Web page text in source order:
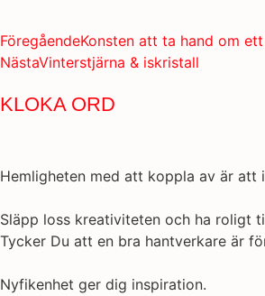
FöregåendeKonsten att ta hand om
NästaVinterstjärna & iskristall
KLOKA ORD
Hemligheten med att koppla av är att
Släpp loss kreativiteten och ha roligt
Tycker Du att en bra hantverkare är
Nyfikenhet ger dig inspiration.